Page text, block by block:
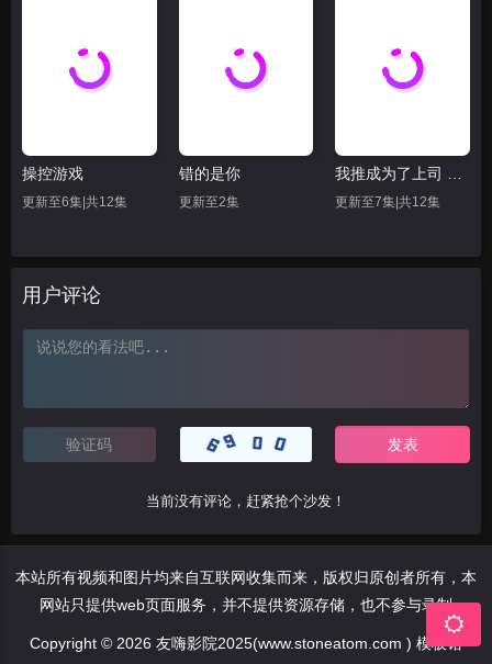
操控游戏
更新至6集|共12集
错的是你
更新至2集 更新至7集|共12集
用户评论
当前没有评论，赶紧抢个沙发！
本站所有视频和图片均来自互联网收集而来，版权归原创者所有，本
网站只提供web页面服务，并不提供资源存储，也不参与录制
Copyright © 2026 友嗨影院2025(www.stoneatom.com ) 模板馆